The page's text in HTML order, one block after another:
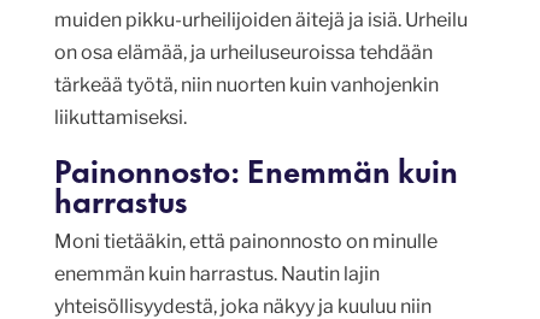
muiden pikku-urheilijoiden äitejä ja isiä. Urheilu
on osa elämää, ja urheiluseuroissa tehdään
tärkeää työtä, niin nuorten kuin vanhojenkin
liikuttamiseksi.
Painonnosto: Enemmän kuin
harrastus
Moni tietääkin, että painonnosto on minulle
enemmän kuin harrastus. Nautin lajin
yhteisöllisyydestä, joka näkyy ja kuuluu niin